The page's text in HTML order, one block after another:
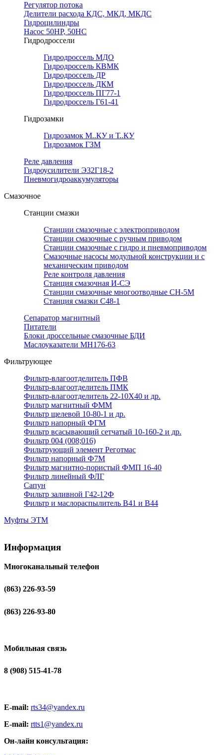
Регулятор потока
Делители расхода КДС, МКД, МКДС
Гидроцилиндры
Насос 50НР, 50НС
Гидродроссели
Гидродроссель МДО
Гидродроссель КВМК
Гидродроссель ДР
Гидродроссель ДКМ
Гидродроссель ПГ77-1
Гидродроссель Г61-41
Гидрозамки
Гидрозамок М..КУ и Т..КУ
Гидрозамок ГЗМ
Реле давления
Гидроусилители Э32Г18-2
Пневмогидроаккумуляторы
Смазочное
Станции смазки
Станции смазочные с электроприводом
Станции смазочные с ручным приводом
Станции смазочные с гидро и пневмоприводом
Смазочные насосы модульной конструкции и с
механическим приводом
Реле контроля давления
Станция смазочная И-СЭ
Станции смазочные многоотводные СН-5М
Станция смазки С48-1
Сепаратор магнитный
Питатели
Блоки дроссельные смазочные БДИ
Маслоуказатели МН176-63
Фильтрующее
Фильтр-влагоотделитель ПФВ
Фильтр-влагоотделитель ПМК
Фильтр-влагоотделитель 22-10Х40 и др.
Фильтр магнитный ФММ
Фильтр щелевой 10-80-1 и др.
Фильтр напорный ФГМ
Фильтр всасывающий сетчатый 10-160-2 и др.
Фильтр 004 (008;016)
Фильтрующий элемент Реготмас
Фильтр напорный Ф7М
Фильтр магнитно-пористый ФМП 16-40
Фильтр линейный ФЛГ
Сапун
Фильтр заливной Г42-12Ф
Фильтр и маслораспылитель В41 и В44
Муфты ЭТМ
Информация
Многоканальный телефон
(863) 226-93-59
(863) 226-93-80
Мобильная связь
8 (908) 515-41-78
E-mail: rts34@yandex.ru
E-mail: rtts1@yandex.ru
Он-лайн консультация: